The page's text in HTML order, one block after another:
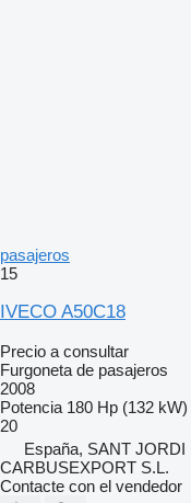
pasajeros
15
IVECO A50C18
Precio a consultar
Furgoneta de pasajeros
2008
Potencia 180 Hp (132 kW)
20
España, SANT JORDI
CARBUSEXPORT S.L.
Contacte con el vendedor